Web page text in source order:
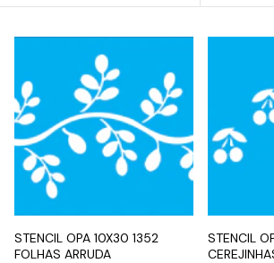
STENCIL OPA 10X30 1352
FOLHAS ARRUDA
STENCIL